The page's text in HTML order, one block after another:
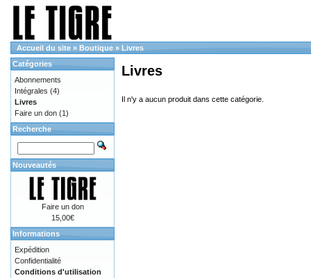
Accueil du site » Boutique » Livres
Livres
Il n'y a aucun produit dans cette catégorie.
Catégories
Abonnements
Intégrales (4)
Livres
Faire un don (1)
Recherche
Nouveautés
Faire un don
15,00€
Informations
Expédition
Confidentialité
Conditions d'utilisation